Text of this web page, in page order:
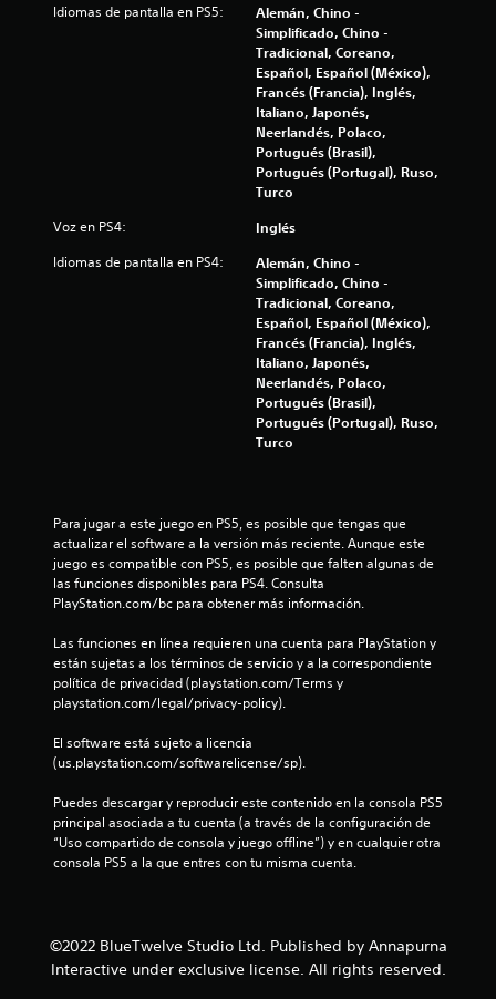
s
e
c
r
e
l
n
u
t
o
Idiomas de pantalla en PS5:
Alemán, Chino -
Simplificado, Chino -
Tradicional, Coreano,
Español, Español (México),
Francés (Francia), Inglés,
Italiano, Japonés,
Neerlandés, Polaco,
Portugués (Brasil),
Portugués (Portugal), Ruso,
Turco
Voz en PS4: Inglés
Idiomas de pantalla en PS4:
Alemán, Chino -
Simplificado, Chino -
Tradicional, Coreano,
Español, Español (México),
Francés (Francia), Inglés,
Italiano, Japonés,
Neerlandés, Polaco,
Portugués (Brasil),
Portugués (Portugal), Ruso,
Turco
Para jugar a este juego en PS5, es posible que tengas que
actualizar el software a la versión más reciente. Aunque este
juego es compatible con PS5, es posible que falten algunas de
las funciones disponibles para PS4. Consulta
PlayStation.com/bc para obtener más información.
Las funciones en línea requieren una cuenta para PlayStation y
están sujetas a los términos de servicio y a la correspondiente
política de privacidad (playstation.com/Terms y
playstation.com/legal/privacy-policy).
El software está sujeto a licencia
(us.playstation.com/softwarelicense/sp).
Puedes descargar y reproducir este contenido en la consola PS5
principal asociada a tu cuenta (a través de la configuración de
“Uso compartido de consola y juego offline”) y en cualquier otra
consola PS5 a la que entres con tu misma cuenta.
©2022 BlueTwelve Studio Ltd. Published by Annapurna
Interactive under exclusive license. All rights reserved.